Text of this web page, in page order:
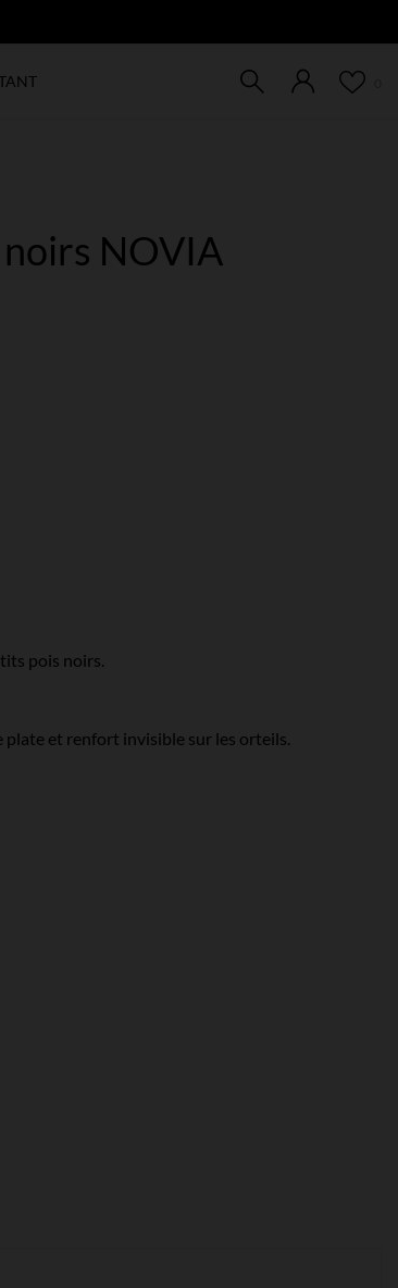
NOVIA
pois noirs.
plate et renfort invisible sur les orteils.